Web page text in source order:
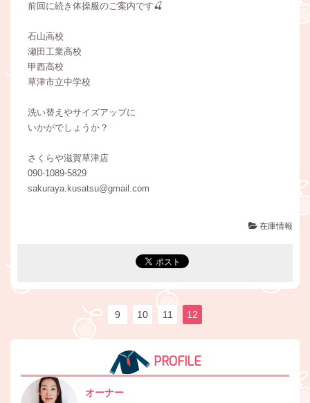
前回に続き体操服のご案内です🍒
石山高校
瀬田工業高校
甲西高校
草津市立中学校
洗い替えやサイズアップに
いかがでしょうか？
さくらや滋賀草津店
090-1089-5829
sakuraya.kusatsu@gmail.com
在庫情報
9 10 11 12
PROFILE
オーナー